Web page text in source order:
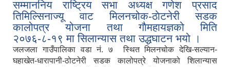
सम्माननिय राष्ट्रिय सभा अध्यक्ष गणेश प्रसाद
तिमिल्सिनाज्यू वाट मिलनचोक-ठाेटनेरी सडक
कालोपत्र योजना तथा गाैमहायज्ञको मिति
२०७६-८-१९ मा सिलान्यास तथा उद्धघाटन भयो ।
जलजला गाउँपालिका वडा न‌ं. ७ स्थित मिलनचोक देखि-सल्यान-
घहाखेत-धारापानी-ठोटनेरी सडक कालोपत्रे योजनाको शिलान्यास